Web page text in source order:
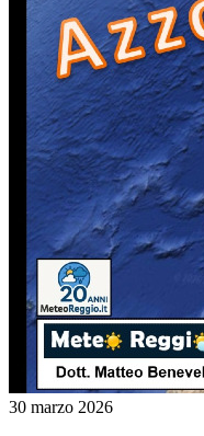
30 marzo 2026